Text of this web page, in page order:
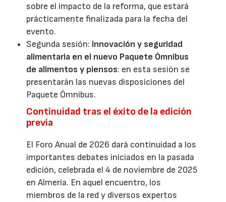
sobre el impacto de la reforma, que estará
prácticamente finalizada para la fecha del
evento.
Segunda sesión: Innovación y seguridad
alimentaria en el nuevo Paquete Ómnibus
de alimentos y piensos: en esta sesión se
presentarán las nuevas disposiciones del
Paquete Ómnibus.
Continuidad tras el éxito de la edición
previa
El Foro Anual de 2026 dará continuidad a los
importantes debates iniciados en la pasada
edición, celebrada el 4 de noviembre de 2025
en Almería. En aquel encuentro, los
miembros de la red y diversos expertos